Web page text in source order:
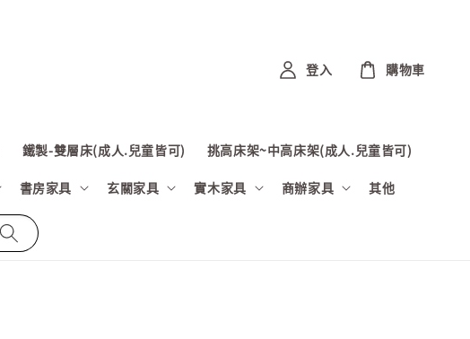
鐵製-雙層床(成人.兒童皆可) 挑高床架~中高床架(成人.兒童皆可)
書房家具 玄關家具 實木家具 商辦家具 其他
登入 購物車